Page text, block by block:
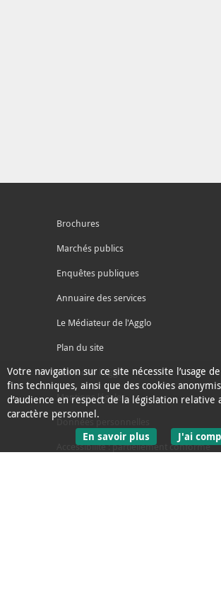
Votre navigation sur ce site nécessite l’usage
fins techniques, ainsi que des cookies
d’audience en respect de la législation relative
caractère personnel.
En savoir plussur lesJ'ai
le
Brochures
Marchés publics
Enquêtes publiques
Annuaire des services
Le Médiateur de l'Agglo
Plan du site
Contacter l'agglo
Mentions légales
Accessibilité : partiellement conforme